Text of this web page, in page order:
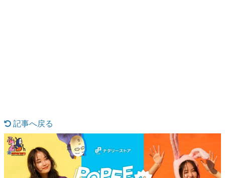
具体的な形から解き明かしていく、硬派で骨太な評論連載
です。
ゲームが変えた日本語
「経験値」「裏技」「ラスボス」… ゲームにまつわる言葉
記事へ戻る